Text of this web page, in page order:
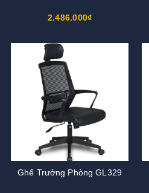
2.486.000₫
Ghế Trưởng Phòng GL329